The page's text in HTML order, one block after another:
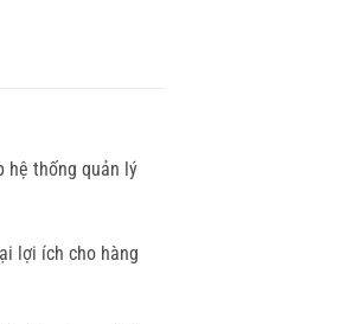
hệ thống quản lý
lợi ích cho hàng